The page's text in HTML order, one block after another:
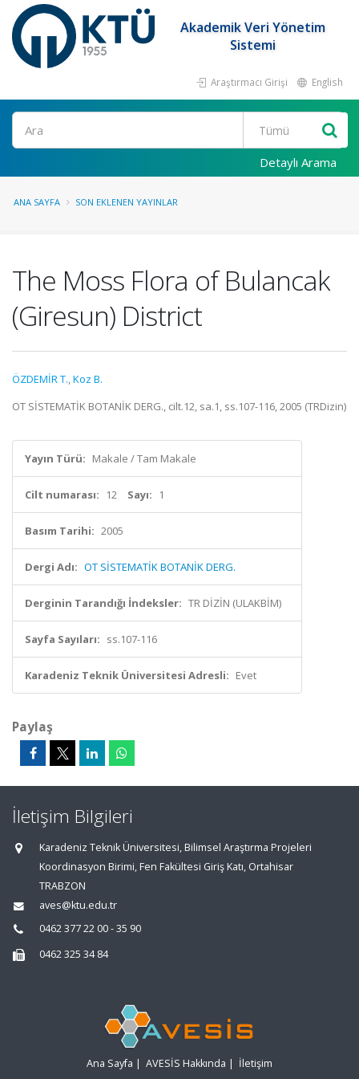
Akademik Veri Yönetim
Sistemi
Araştırmacı Girişi English
Ara
Detaylı Arama
ANA SAYFA SON EKLENEN YAYINLAR
The Moss Flora of Bulancak
(Giresun) District
ÖZDEMİR T.,Koz B.
OT SİSTEMATİK BOTANİK DERG., cilt.12, sa.1, ss.107-116, 2005 (TRDizin)
Yayın Türü: Makale / Tam Makale
Cilt numarası: 12 Sayı: 1
Basım Tarihi: 2005
Dergi Adı: OT SİSTEMATİK BOTANİK DERG.
Derginin Tarandığı İndeksler: TR DİZİN (ULAKBİM)
Sayfa Sayıları: ss.107-116
Karadeniz Teknik Üniversitesi Adresli: Evet
Paylaş
İletişim Bilgileri
Karadeniz Teknik Üniversitesi, Bilimsel Araştırma Projeleri
Koordinasyon Birimi, Fen Fakültesi Giriş Katı, Ortahisar
TRABZON
aves@ktu.edu.tr
0462 377 22 00 - 35 90
0462 325 34 84
Ana Sayfa | AVESİS Hakkında | İletişim